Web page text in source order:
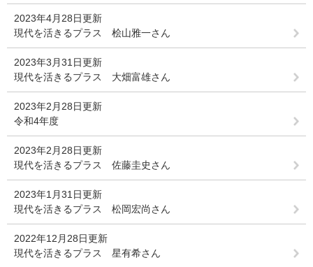
2023年4月28日更新
現代を活きるプラス 桧山雅一さん
2023年3月31日更新
現代を活きるプラス 大畑富雄さん
2023年2月28日更新
令和4年度
2023年2月28日更新
現代を活きるプラス 佐藤圭史さん
2023年1月31日更新
現代を活きるプラス 松岡宏尚さん
2022年12月28日更新
現代を活きるプラス 星有希さん